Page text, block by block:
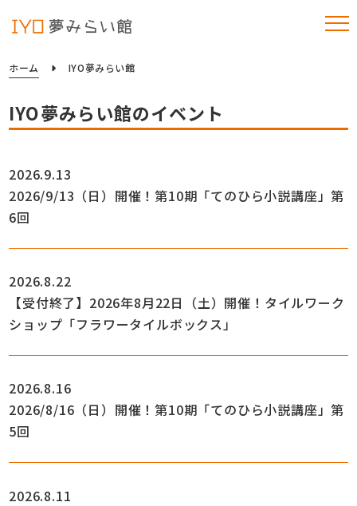
ホーム IYO夢みらい館
IYO夢みらい館のイベント
2026.9.13
2026/9/13（日）開催！第10期「てのひら小説講座」第
6回
2026.8.22
【受付終了】2026年8月22日（土）開催！タイルワーク
ショップ「フラワータイルボックス」
2026.8.16
2026/8/16（日）開催！第10期「てのひら小説講座」第
5回
2026.8.11